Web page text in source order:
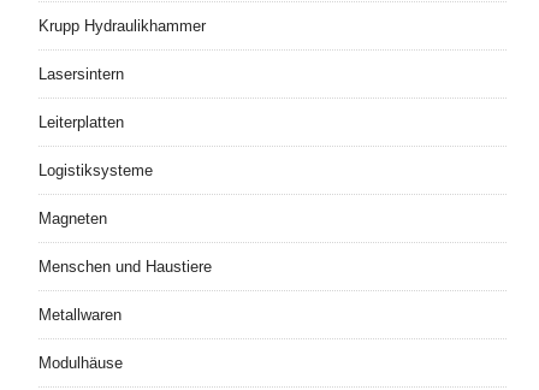
Krupp Hydraulikhammer
Lasersintern
Leiterplatten
Logistiksysteme
Magneten
Menschen und Haustiere
Metallwaren
Modulhäuse